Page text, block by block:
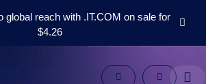
global reach with .IT.COM on sale for
$4.26